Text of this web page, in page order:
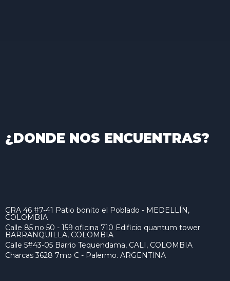
¿DONDE NOS ENCUENTRAS?
CRA 46 #7-41 Patio bonito el Poblado - MEDELLÍN,
COLOMBIA
Calle 85 no 50 - 159 oficina 710 Edificio quantum tower
BARRANQUILLA, COLOMBIA
Calle 5#43-05 Barrio Tequendama, CALI, COLOMBIA
Charcas 3628 7mo C - Palermo. ARGENTINA